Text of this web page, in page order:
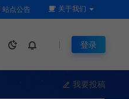
站点公告 关于我们
登录
我要投稿